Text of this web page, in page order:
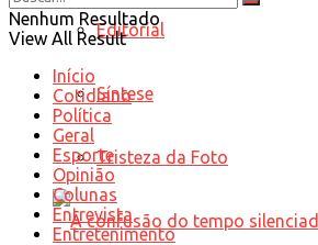
Editorial
Síntese
Tristeza da Foto
Nenhum Resultado
View All Result
Início
Cotidiano
Política
Geral
Esporte
Opinião
Colunas
Entrevista
Entretenimento